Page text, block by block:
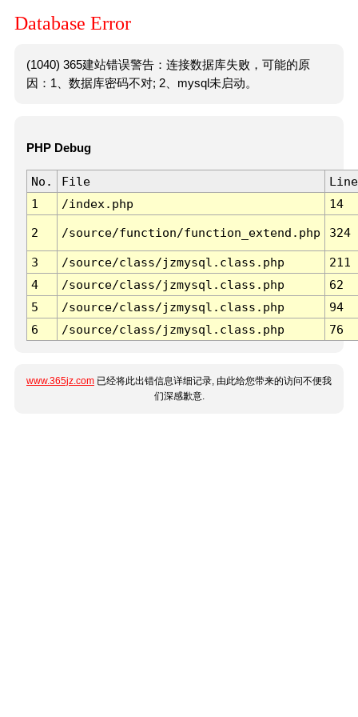
Database Error
(1040) 365建站错误警告：连接数据库失败，可能的原
因：1、数据库密码不对; 2、mysql未启动。
PHP Debug
No. File
Line
1
/index.php 14
2 /source/function/function_extend.php 324
3 /source/class/jzmysql.class.php
211
4
/source/class/jzmysql.class.php
62
5
/source/class/jzmysql.class.php
94
6
/source/class/jzmysql.class.php 76
www.365jz.com 已经将此出错信息详细记录, 由此给您带来的访问不便我
们深感歉意.